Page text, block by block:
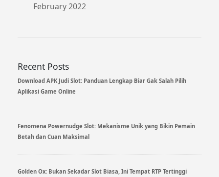
February 2022
Recent Posts
Download APK Judi Slot: Panduan Lengkap Biar Gak Salah Pilih
Aplikasi Game Online
Fenomena Powernudge Slot: Mekanisme Unik yang Bikin Pemain
Betah dan Cuan Maksimal
Golden Ox: Bukan Sekadar Slot Biasa, Ini Tempat RTP Tertinggi